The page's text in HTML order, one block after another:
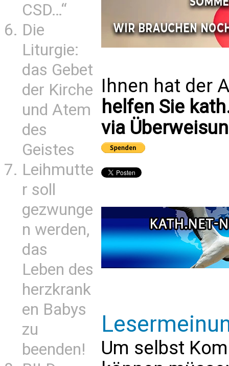
CSD…“
Die
Liturgie:
das Gebet
der Kirche
und Atem
des
Geistes
Leihmutte
r soll
gezwunge
n werden,
das
Leben des
herzkrank
en Babys
zu
beenden!
Ihnen hat der
helfen Sie
via
Um selbst